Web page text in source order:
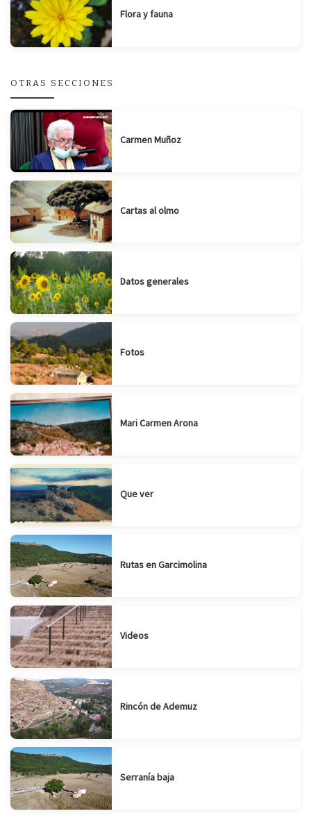
Flora y fauna
OTRAS SECCIONES
Carmen Muñoz
Cartas al olmo
Datos generales
Fotos
Mari Carmen Arona
Que ver
Rutas en Garcimolina
Videos
Rincón de Ademuz
Serranía baja